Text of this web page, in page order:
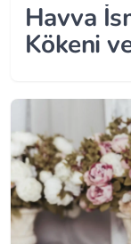
Havva
Kökeni